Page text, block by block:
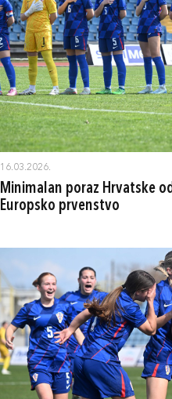
16.03.2026.
Minimalan poraz Hrvatske
Europsko prvenstvo